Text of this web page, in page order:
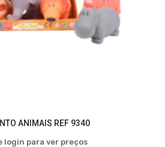
ANIMAIS REF 9340
login para ver preços